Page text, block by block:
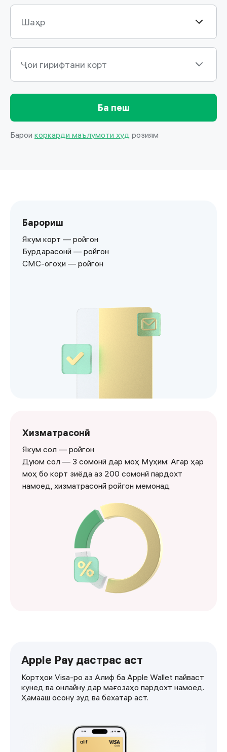
Шаҳр
Ҷои гирифтани корт
Ба пеш
Барои коркарди маълумоти худ розиям
Барориш
Якум корт — ройгон
Бурдарасонӣ — ройгон
СМС-огоҳи — ройгон
Хизматрасонӣ
Якум сол — ройгон
Дуюм сол — 3 сомонӣ дар моҳ Муҳим: Агар ҳар
моҳ бо корт зиёда аз 200 сомонӣ пардохт
намоед, хизматрасонӣ ройгон мемонад
Apple Pay дастрас аст
Кортҳои Visa-ро аз Алиф ба Apple Wallet пайваст
кунед ва онлайну дар мағозаҳо пардохт намоед.
Ҳамааш осону зуд ва бехатар аст.